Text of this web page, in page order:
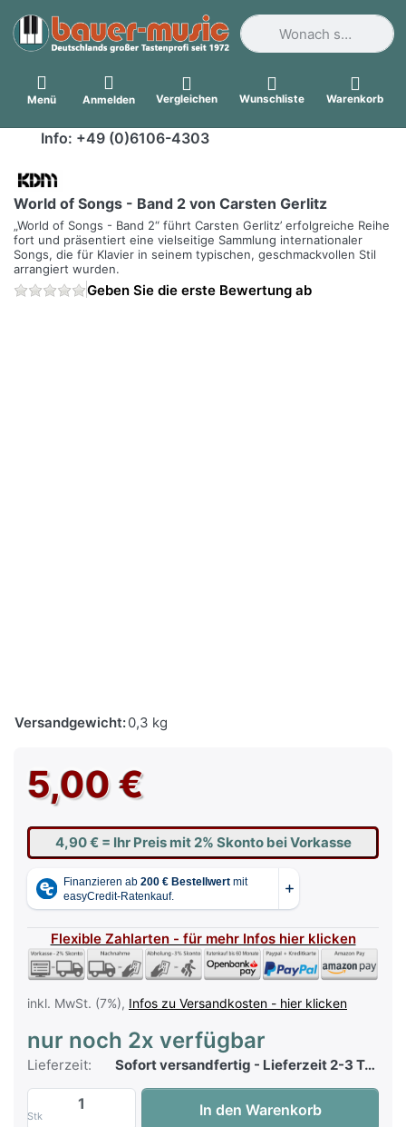
Geben Sie einen
Menü Anmelden Vergleichen Wunschliste Warenkorb
Info: +49 (0)6106-4303
World of Songs - Band 2 von Carsten Gerlitz
„World of Songs - Band 2“ führt Carsten Gerlitz’ erfolgreiche Reihe
fort und präsentiert eine vielseitige Sammlung internationaler
Songs, die für Klavier in seinem typischen, geschmackvollen Stil
arrangiert wurden.
Geben Sie die erste Bewertung ab
Versandgewicht:0,3 kg
5,00 €
4,90 € = Ihr Preis mit 2% Skonto bei Vorkasse
Flexible Zahlarten - für mehr Infos hier klicken
inkl. MwSt. (7%), Infos zu Versandkosten - hier klicken
nur noch 2x verfügbar
Lieferzeit: Sofort versandfertig - Lieferzeit 2-3 Tage
Stk
World of Songs - Band 2 von Carsten
In den Warenkorb